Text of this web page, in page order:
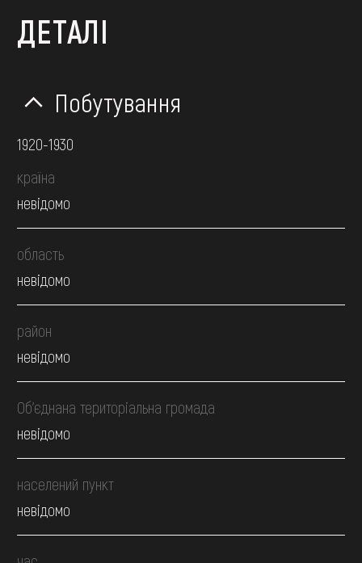
ДЕТАЛІ
Побутування
1920-1930
країна
невідомо
область
невідомо
район
невідомо
Об’єднана територіальна громада
невідомо
населений пункт
невідомо